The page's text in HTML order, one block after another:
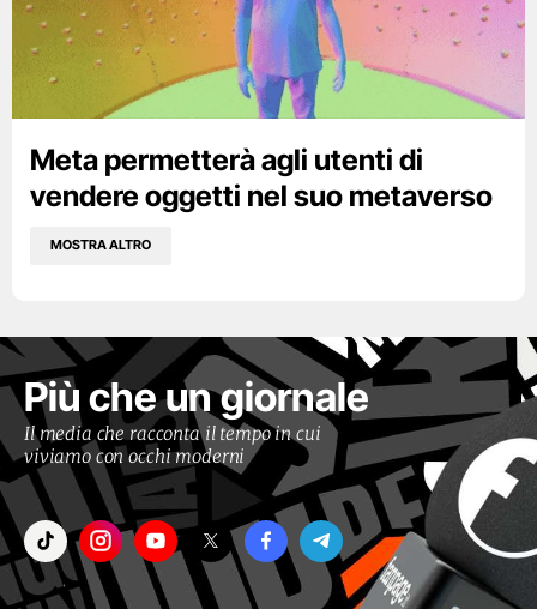
Meta permetterà agli utenti di
vendere oggetti nel suo metaverso
MOSTRA ALTRO
Più che un giornale
Il media che racconta il tempo in cui
viviamo con occhi moderni